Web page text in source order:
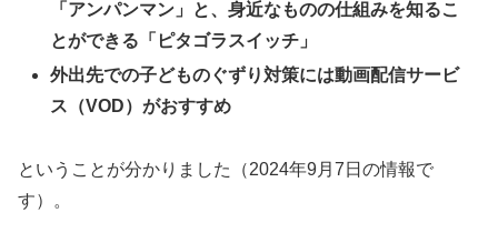
「アンパンマン」と、身近なものの仕組みを知るこ
とができる「ピタゴラスイッチ」
外出先での子どものぐずり対策には動画配信サービ
ス（VOD）がおすすめ
ということが分かりました（2024年9月7日の情報で
す）。